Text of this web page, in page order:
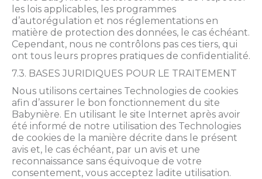
les lois applicables, les programmes
d’autorégulation et nos réglementations en
matière de protection des données, le cas échéant.
Cependant, nous ne contrôlons pas ces tiers, qui
ont tous leurs propres pratiques de confidentialité.
7.3. BASES JURIDIQUES POUR LE TRAITEMENT
Nous utilisons certaines Technologies de cookies
afin d’assurer le bon fonctionnement du site
Babynière. En utilisant le site Internet après avoir
été informé de notre utilisation des Technologies
de cookies de la manière décrite dans le présent
avis et, le cas échéant, par un avis et une
reconnaissance sans équivoque de votre
consentement, vous acceptez ladite utilisation.